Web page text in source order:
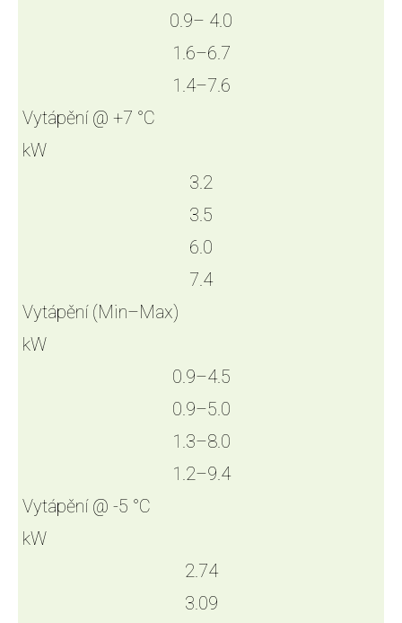
0.9– 4.0
1.6–6.7
1.4–7.6
Vytápění @ +7 °C
kW
3.2
3.5
6.0
7.4
Vytápění (Min–Max)
kW
0.9–4.5
0.9–5.0
1.3–8.0
1.2–9.4
Vytápění @ -5 °C
kW
2.74
3.09